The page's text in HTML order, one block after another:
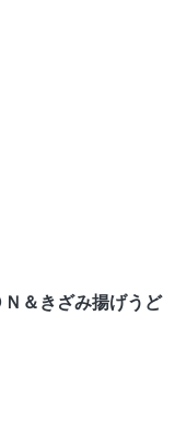
＆きざみ揚げうど